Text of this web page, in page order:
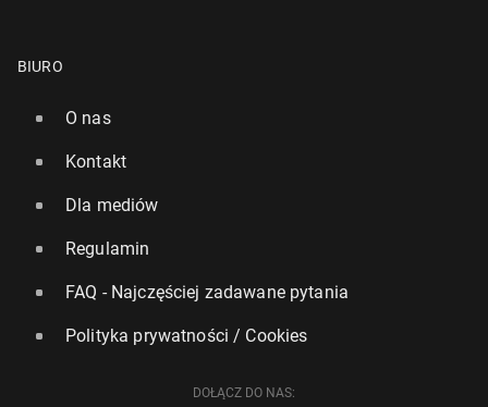
BIURO
O nas
Kontakt
Dla mediów
Regulamin
FAQ - Najczęściej zadawane pytania
Polityka prywatności / Cookies
DOŁĄCZ DO NAS: